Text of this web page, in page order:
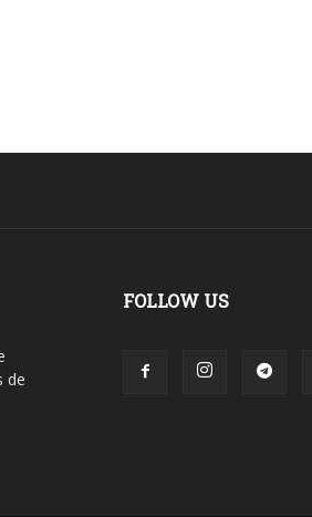
de
FOLLOW US